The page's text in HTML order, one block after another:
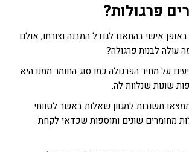
פרגולות?
באופן אישי בהתאם לגודל המבנה וצורתו, אולם
לבנות פרגולה?
על מחיר הפרגולה כמו סוג החומר ממנו היא
שונות שנלוות לה.
תשובות למגוון שאלות באשר לטווחי
מחומרים שונים ותוספות שכדאי לקחת